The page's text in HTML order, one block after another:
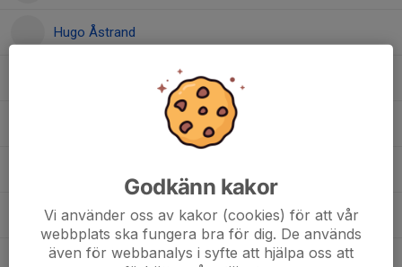
Hugo Åstrand
Milton Sandberg, Tidigare spelare
Rasmus Jonsson
Godkänn kakor
Vi använder oss av kakor (cookies) för att vår
webbplats ska fungera bra för dig. De används
även för webbanalys i syfte att hjälpa oss att